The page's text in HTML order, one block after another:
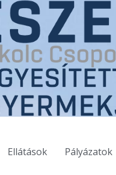
Ellátások Pályázatok